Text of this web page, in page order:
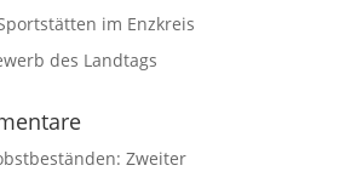
im Enzkreis
des Landtags
Zweiter